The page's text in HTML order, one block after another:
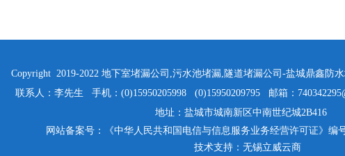
Copyright 2019-2022 地下室堵漏公司 ,污水池堵漏, 隧道堵漏公司 -盐城鼎鑫防
联系人：李先生 手机：(0)15950205998 (0)15950209795 邮箱：
地址：盐城市城南新区中南世纪城2B416
网站备案号：《中华人民共和国电信与信息服务业务经营许可证》编
技术支持： 无锡立威云商